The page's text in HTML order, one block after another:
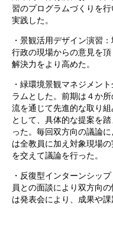
習のプログラムづくりを
実践した。
・景観活用デザイン演習
行政の現場からの意見を
解決力をより高めた。
・緑環境景観マネジメン
ラムとした。前期は４か
流を通じて先進的な取り
として、具体的な提案を
った。毎回双方向の議論
は全教員に加え対象現場
を交えて議論を行った。
・反復型インターンシッ
員との面談により双方向
は発表会により、成果や